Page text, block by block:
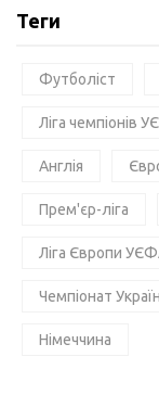
Теги
Футболіст
Ліга чемпіонів
Англія
Прем'єр-ліга
Ліга Європи
Чемпіонат
Німеччина